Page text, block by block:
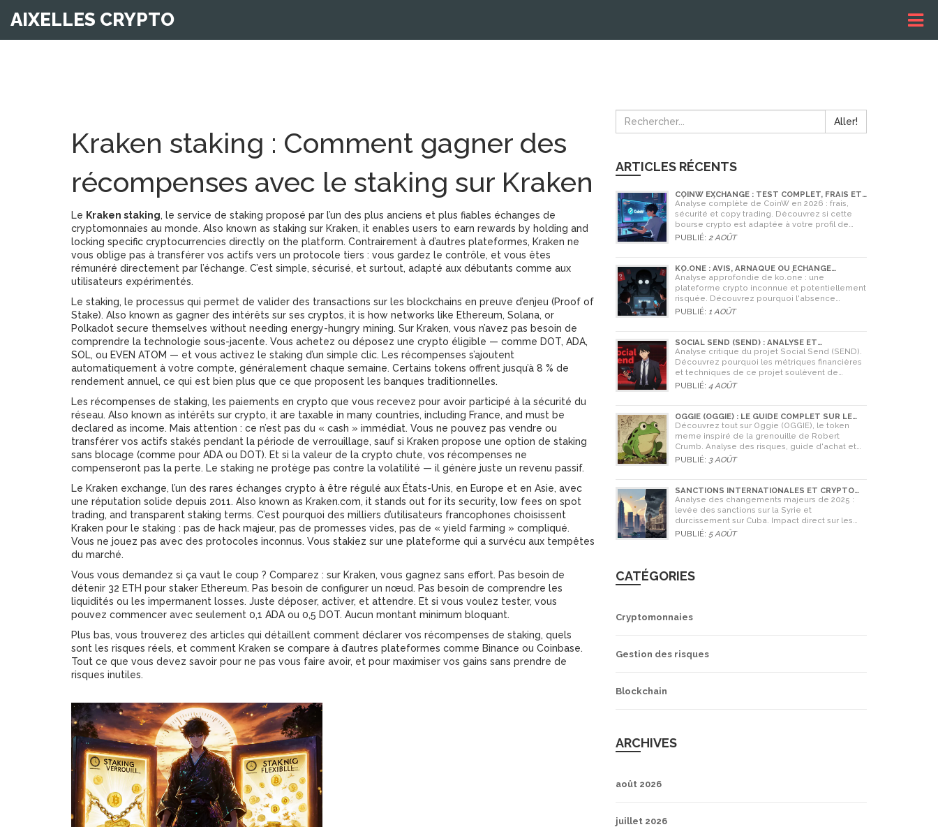
AIXELLES CRYPTO
Kraken staking : Comment gagner des
récompenses avec le staking sur Kraken
Le Kraken staking, le service de staking proposé par l’un des plus anciens et plus fiables échanges de
cryptomonnaies au monde. Also known as staking sur Kraken, it enables users to earn rewards by holding and
locking specific cryptocurrencies directly on the platform. Contrairement à d’autres plateformes, Kraken ne
vous oblige pas à transférer vos actifs vers un protocole tiers : vous gardez le contrôle, et vous êtes
rémunéré directement par l’échange. C’est simple, sécurisé, et surtout, adapté aux débutants comme aux
utilisateurs expérimentés.
Le staking, le processus qui permet de valider des transactions sur les blockchains en preuve d’enjeu (Proof of
Stake). Also known as gagner des intérêts sur ses cryptos, it is how networks like Ethereum, Solana, or
Polkadot secure themselves without needing energy-hungry mining. Sur Kraken, vous n’avez pas besoin de
comprendre la technologie sous-jacente. Vous achetez ou déposez une crypto éligible — comme DOT, ADA,
SOL, ou EVEN ATOM — et vous activez le staking d’un simple clic. Les récompenses s’ajoutent
automatiquement à votre compte, généralement chaque semaine. Certains tokens offrent jusqu’à 8 % de
rendement annuel, ce qui est bien plus que ce que proposent les banques traditionnelles.
Les récompenses de staking, les paiements en crypto que vous recevez pour avoir participé à la sécurité du
réseau. Also known as intérêts sur crypto, it are taxable in many countries, including France, and must be
declared as income. Mais attention : ce n’est pas du « cash » immédiat. Vous ne pouvez pas vendre ou
transférer vos actifs stakés pendant la période de verrouillage, sauf si Kraken propose une option de staking
sans blocage (comme pour ADA ou DOT). Et si la valeur de la crypto chute, vos récompenses ne
compenseront pas la perte. Le staking ne protège pas contre la volatilité — il génère juste un revenu passif.
Le Kraken exchange, l’un des rares échanges crypto à être régulé aux États-Unis, en Europe et en Asie, avec
une réputation solide depuis 2011. Also known as Kraken.com, it stands out for its security, low fees on spot
trading, and transparent staking terms. C’est pourquoi des milliers d’utilisateurs francophones choisissent
Kraken pour le staking : pas de hack majeur, pas de promesses vides, pas de « yield farming » compliqué.
Vous ne jouez pas avec des protocoles inconnus. Vous stakiez sur une plateforme qui a survécu aux tempêtes
du marché.
Vous vous demandez si ça vaut le coup ? Comparez : sur Kraken, vous gagnez sans effort. Pas besoin de
détenir 32 ETH pour staker Ethereum. Pas besoin de configurer un nœud. Pas besoin de comprendre les
liquidités ou les impermanent losses. Juste déposer, activer, et attendre. Et si vous voulez tester, vous
pouvez commencer avec seulement 0,1 ADA ou 0,5 DOT. Aucun montant minimum bloquant.
Plus bas, vous trouverez des articles qui détaillent comment déclarer vos récompenses de staking, quels
sont les risques réels, et comment Kraken se compare à d’autres plateformes comme Binance ou Coinbase.
Tout ce que vous devez savoir pour ne pas vous faire avoir, et pour maximiser vos gains sans prendre de
risques inutiles.
Aller!
ARTICLES RÉCENTS
COINW EXCHANGE : TEST COMPLET, FRAIS ET
SÉCURITÉ EN 2026
Analyse complète de CoinW en 2026 : frais,
sécurité et copy trading. Découvrez si cette
bourse crypto est adaptée à votre profil de
trader.
PUBLIÉ: 2 AOÛT
KO.ONE : AVIS, ARNAQUE OU ÉCHANGE
LÉGITIME ? ANALYSE COMPLÈTE
Analyse approfondie de ko.one : une
plateforme crypto inconnue et potentiellement
risquée. Découvrez pourquoi l'absence
d'information est un danger, comparez avec
PUBLIÉ: 1 AOÛT
SOCIAL SEND (SEND) : ANALYSE ET
AVERTISSEMENTS CRITIQUES POUR 2026
Analyse critique du projet Social Send (SEND).
Découvrez pourquoi les métriques financières
et techniques de ce projet soulèvent de
graves doutes quant à sa légitimité en 2026.
PUBLIÉ: 4 AOÛT
OGGIE (OGGIE) : LE GUIDE COMPLET SUR LE
TOKEN MEME DE LA GRENOUILLE
Découvrez tout sur Oggie (OGGIE), le token
meme inspiré de la grenouille de Robert
Crumb. Analyse des risques, guide d'achat et
comparaison avec Pepe.
PUBLIÉ: 3 AOÛT
SANCTIONS INTERNATIONALES ET CRYPTO
EN SYRIE ET CUBA : L'IMPACT MAJEUR DE 2025
Analyse des changements majeurs de 2025 :
levée des sanctions sur la Syrie et
durcissement sur Cuba. Impact direct sur les
banques, le commerce et l'utilisation des
PUBLIÉ: 5 AOÛT
CATÉGORIES
Cryptomonnaies
Gestion des risques
Blockchain
ARCHIVES
août 2026
juillet 2026